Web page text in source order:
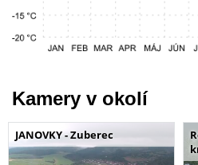
Kamery v okolí
JANOVKY - Zuberec